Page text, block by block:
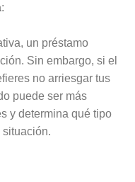
:
un préstamo
Sin embargo, si el
no arriesgar tus
puede ser más
y determina qué tipo
situación.